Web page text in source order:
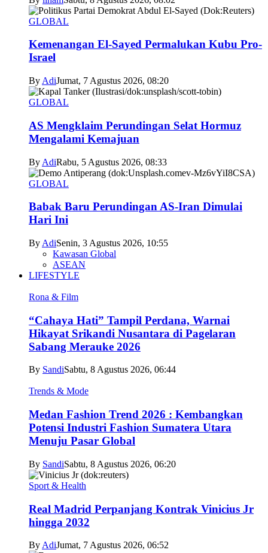
GLOBAL
Kemenangan El-Sayed Permalukan Kubu Pro-
Israel
By AdiJumat, 7 Agustus 2026, 08:20
GLOBAL
AS Mengklaim Perundingan Selat Hormuz
Mengalami Kemajuan
By AdiRabu, 5 Agustus 2026, 08:33
GLOBAL
Babak Baru Perundingan AS-Iran Dimulai
Hari Ini
By AdiSenin, 3 Agustus 2026, 10:55
Kawasan Global
ASEAN
LIFESTYLE
Rona & Film
“Cahaya Hati” Tampil Perdana, Warnai
Hikayat Srikandi Nusantara di Pagelaran
Sabang Merauke 2026
By SandiSabtu, 8 Agustus 2026, 06:44
Trends & Mode
Medan Fashion Trend 2026 : Kembangkan
Potensi Industri Fashion Sumatera Utara
Menuju Pasar Global
By SandiSabtu, 8 Agustus 2026, 06:20
Sport & Health
Real Madrid Perpanjang Kontrak Vinicius Jr
hingga 2032
By AdiJumat, 7 Agustus 2026, 06:52